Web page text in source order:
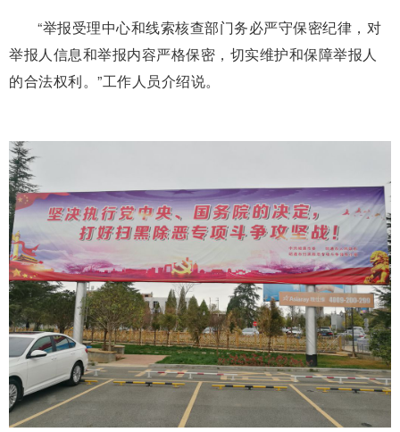
“举报受理中心和线索核查部门务必严守保密纪律，对
举报人信息和举报内容严格保密，切实维护和保障举报人
的合法权利。”工作人员介绍说。